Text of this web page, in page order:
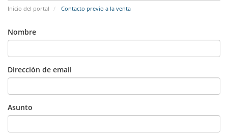
Inicio del portal Contacto previo a la venta
Nombre
Dirección de email
Asunto